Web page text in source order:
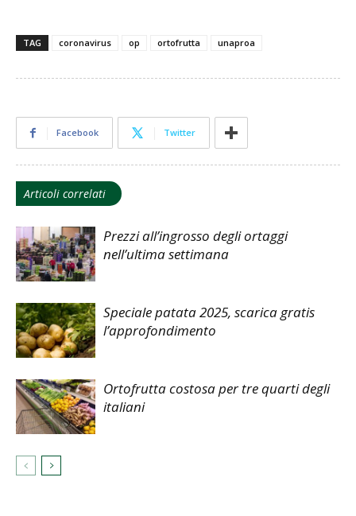
TAG coronavirus op ortofrutta unaproa
Facebook Twitter
Articoli correlati
Prezzi all’ingrosso degli ortaggi
nell’ultima settimana
Speciale patata 2025, scarica gratis
l’approfondimento
Ortofrutta costosa per tre quarti degli
italiani